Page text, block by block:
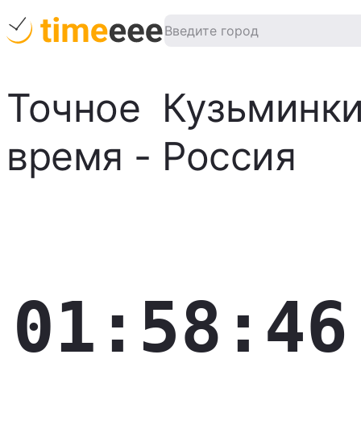
Точное
время - Россия
01:58:47